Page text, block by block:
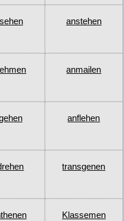
anstehen
anmailen
anflehen
transgenen
Klassemen